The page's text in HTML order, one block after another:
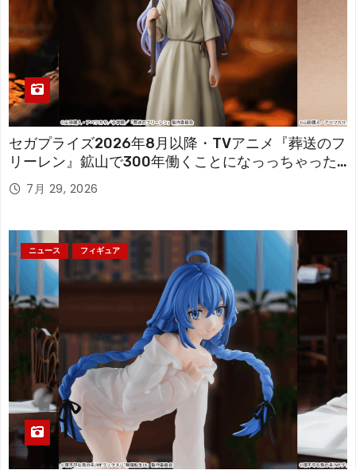
セガプライズ2026年8月以降・TVアニメ『葬送のフ
リーレン』鉱山で300年働くことになっっちゃった
「フリーレン」を立体化！
7月 29, 2026
ニュース フィギュア